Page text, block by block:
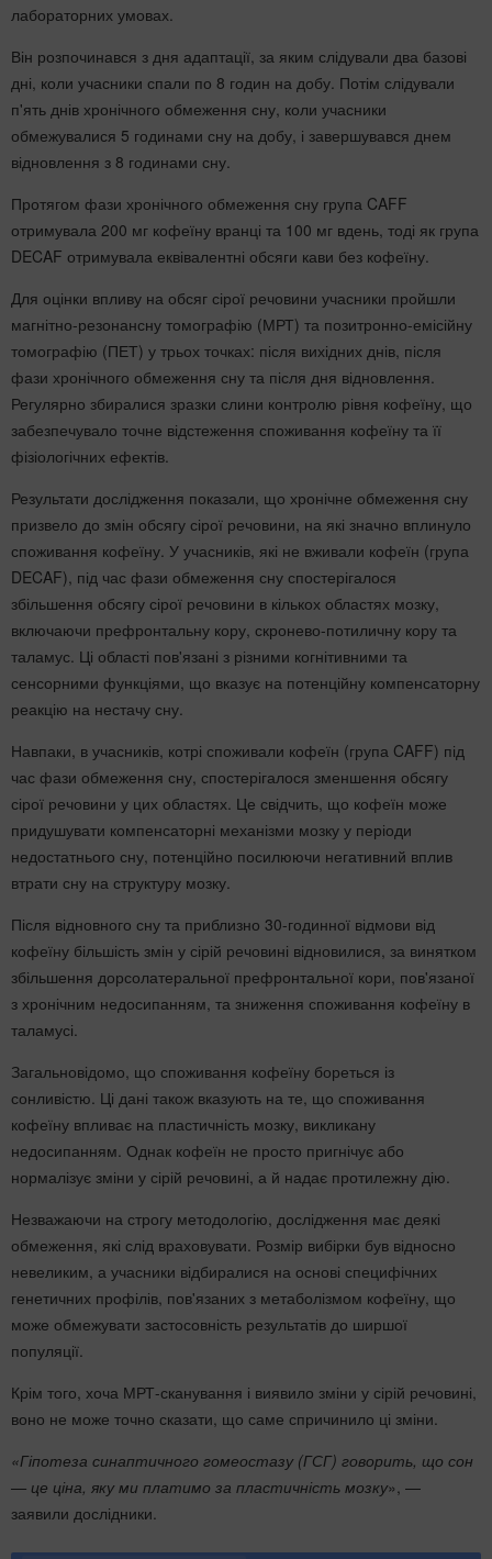
лабораторних умовах.
Він розпочинався з дня адаптації, за яким слідували два базові
дні, коли учасники спали по 8 годин на добу. Потім слідували
п'ять днів хронічного обмеження сну, коли учасники
обмежувалися 5 годинами сну на добу, і завершувався днем
відновлення з 8 годинами сну.
Протягом фази хронічного обмеження сну група CAFF
отримувала 200 мг кофеїну вранці та 100 мг вдень, тоді як група
DECAF отримувала еквівалентні обсяги кави без кофеїну.
Для оцінки впливу на обсяг сірої речовини учасники пройшли
магнітно-резонансну томографію (МРТ) та позитронно-емісійну
томографію (ПЕТ) у трьох точках: після вихідних днів, після
фази хронічного обмеження сну та після дня відновлення.
Регулярно збиралися зразки слини контролю рівня кофеїну, що
забезпечувало точне відстеження споживання кофеїну та її
фізіологічних ефектів.
Результати дослідження показали, що хронічне обмеження сну
призвело до змін обсягу сірої речовини, на які значно вплинуло
споживання кофеїну. У учасників, які не вживали кофеїн (група
DECAF), під час фази обмеження сну спостерігалося
збільшення обсягу сірої речовини в кількох областях мозку,
включаючи префронтальну кору, скронево-потиличну кору та
таламус. Ці області пов'язані з різними когнітивними та
сенсорними функціями, що вказує на потенційну компенсаторну
реакцію на нестачу сну.
Навпаки, в учасників, котрі споживали кофеїн (група CAFF) під
час фази обмеження сну, спостерігалося зменшення обсягу
сірої речовини у цих областях. Це свідчить, що кофеїн може
придушувати компенсаторні механізми мозку у періоди
недостатнього сну, потенційно посилюючи негативний вплив
втрати сну на структуру мозку.
Після відновного сну та приблизно 30-годинної відмови від
кофеїну більшість змін у сірій речовині відновилися, за винятком
збільшення дорсолатеральної префронтальної кори, пов'язаної
з хронічним недосипанням, та зниження споживання кофеїну в
таламусі.
Загальновідомо, що споживання кофеїну бореться із
сонливістю. Ці дані також вказують на те, що споживання
кофеїну впливає на пластичність мозку, викликану
недосипанням. Однак кофеїн не просто пригнічує або
нормалізує зміни у сірій речовині, а й надає протилежну дію.
Незважаючи на строгу методологію, дослідження має деякі
обмеження, які слід враховувати. Розмір вибірки був відносно
невеликим, а учасники відбиралися на основі специфічних
генетичних профілів, пов'язаних з метаболізмом кофеїну, що
може обмежувати застосовність результатів до ширшої
популяції.
Крім того, хоча МРТ-сканування і виявило зміни у сірій речовині,
воно не може точно сказати, що саме спричинило ці зміни.
«Гіпотеза синаптичного гомеостазу (ГСГ) говорить, що сон
— це ціна, яку ми платимо за пластичність мозку», —
заявили дослідники.